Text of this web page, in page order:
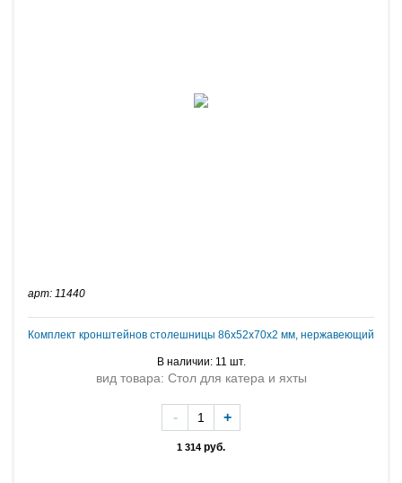
арт: 11440
Комплект кронштейнов столешницы 86х52х70х2 мм, нержавеющий
В наличии: 11 шт.
вид товара: Стол для катера и яхты
1 314 руб.
- +